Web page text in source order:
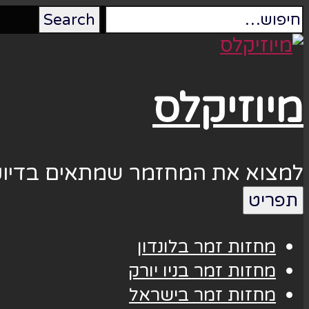
מיוזיקלס
למצוא את המחזמר שמתאים
תפריט
מחזות זמר בלונדון
מחזות זמר בניו יורק
מחזות זמר בישראל